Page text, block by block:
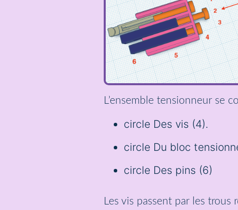
L’ensemble tensionneur se
circle Des vis (4).
circle Du bloc
circle Des pins (6)
Les vis passent par les